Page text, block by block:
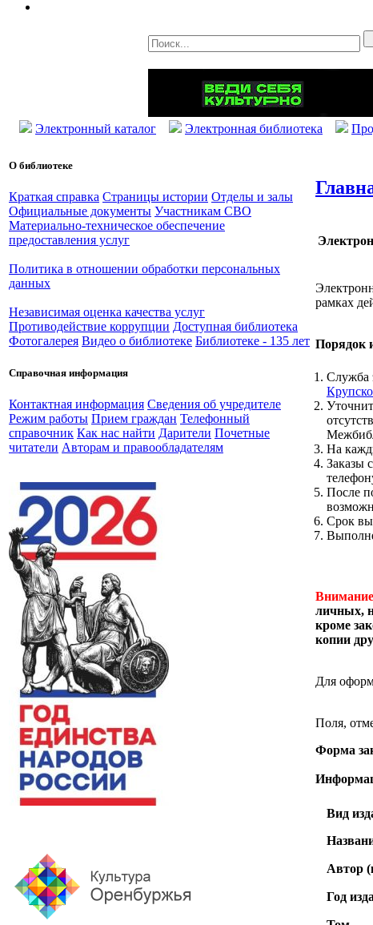
Электронный каталог Электронная библиотека
О библиотеке
Краткая справка Страницы истории Отделы и залы
Официальные документы Участникам СВО
Материально-техническое обеспечение
предоставления услуг
Политика в отношении обработки персональных
данных
Независимая оценка качества услуг
Противодействие коррупции Доступная библиотека
Фотогалерея Видео о библиотеке Библиотеке - 135 лет
Справочная информация
Контактная информация Сведения об учредителе
Режим работы Прием граждан Телефонный
справочник Как нас найти Дарители Почетные
читатели Авторам и правообладателям
рамках
Порядок
Служба
На
Заказы
После
Срок
личных,
кроме
копии
Для
Поля,
Форма
Вид
Автор
Год